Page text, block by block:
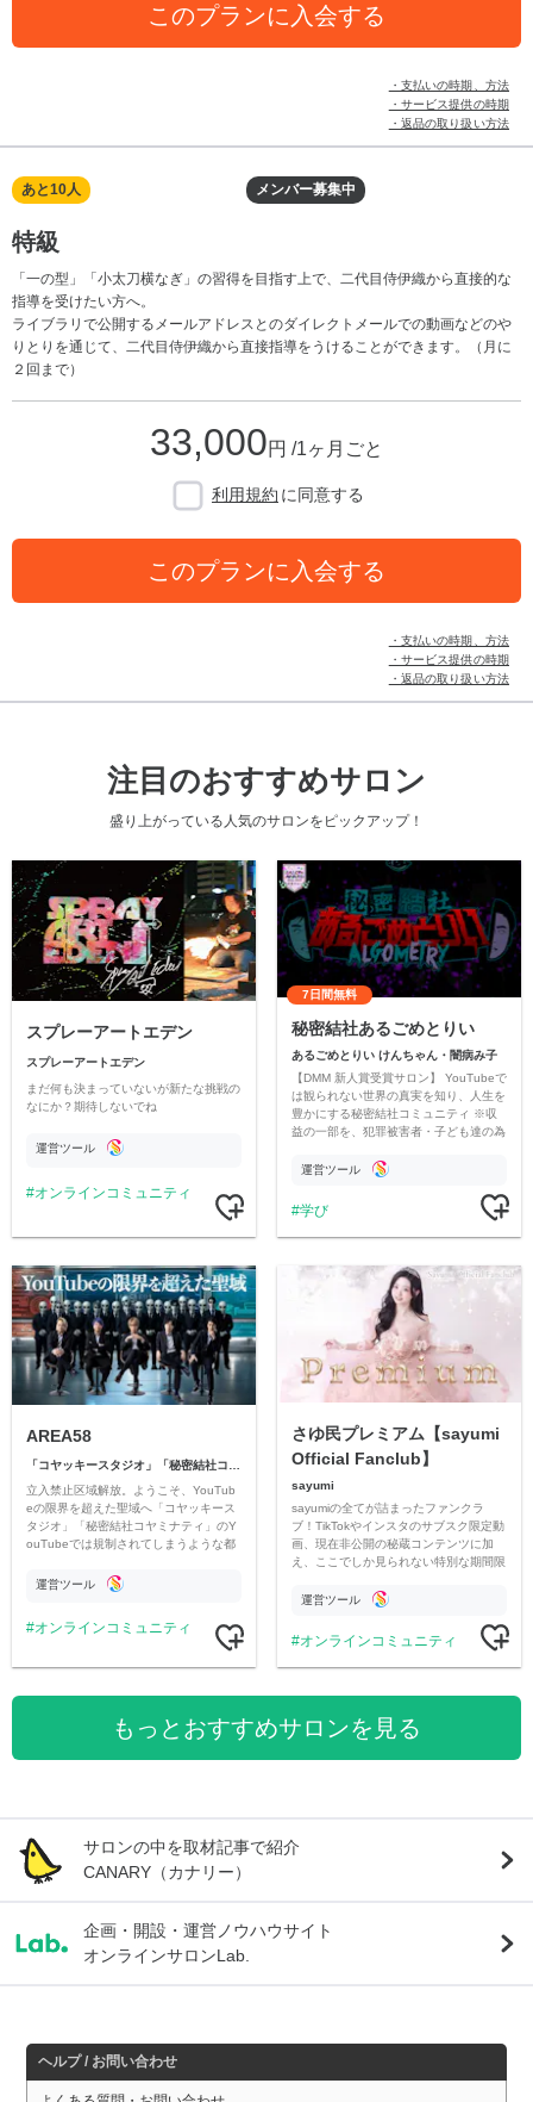
このプランに入会する
・支払いの時期、方法
・サービス提供の時期
・返品の取り扱い方法
メンバー募集中
あと10人
特級
「一の型」「小太刀横なぎ」の習得を目指す上で、二代目侍伊織から直接的な
指導を受けたい方へ。
ライブラリで公開するメールアドレスとのダイレクトメールでの動画などのや
りとりを通じて、二代目侍伊織から直接指導をうけることができます。（月に
２回まで）
33,000円 /1ヶ月ごと
利用規約 に同意する
このプランに入会する
・支払いの時期、方法
・サービス提供の時期
・返品の取り扱い方法
注目のおすすめサロン
盛り上がっている人気のサロンをピックアップ！
スプレーアートエデン
スプレーアートエデン
まだ何も決まっていないが新たな挑戦の
なにか？期待しないでね
運営ツール
オンラインコミュニティ
7日間無料
秘密結社あるごめとりい
あるごめとりい けんちゃん・闇病み子
【DMM 新人賞受賞サロン】 YouTubeで
は観られない世界の真実を知り、人生を
豊かにする秘密結社コミュニティ ※収
益の一部を、犯罪被害者・子ども達の為
す運営ツール
学び
AREA58
立入禁止区域解放。ようこそ、YouTub
eの限界を超えた聖域へ「コヤッキース
タジオ」「秘密結社コヤミナティ」のY
ouTubeでは規制されてしまうような都
公開。
運営ツール
オンラインコミュニティ
さゆ民プレミアム【sayumi
Official Fanclub】
sayumi
sayumiの全てが詰まったファンクラ
ブ！TikTokやインスタのサブスク限定動
画、現在非公開の秘蔵コンテンツに加
え、ここでしか見られない特別な期間限
運営ツール
オンラインコミュニティ
もっとおすすめサロンを見る
サロンの中を取材記事で紹介
CANARY（カナリー）
企画・開設・運営ノウハウサイト
オンラインサロンLab.
ヘルプ / お問い合わせ